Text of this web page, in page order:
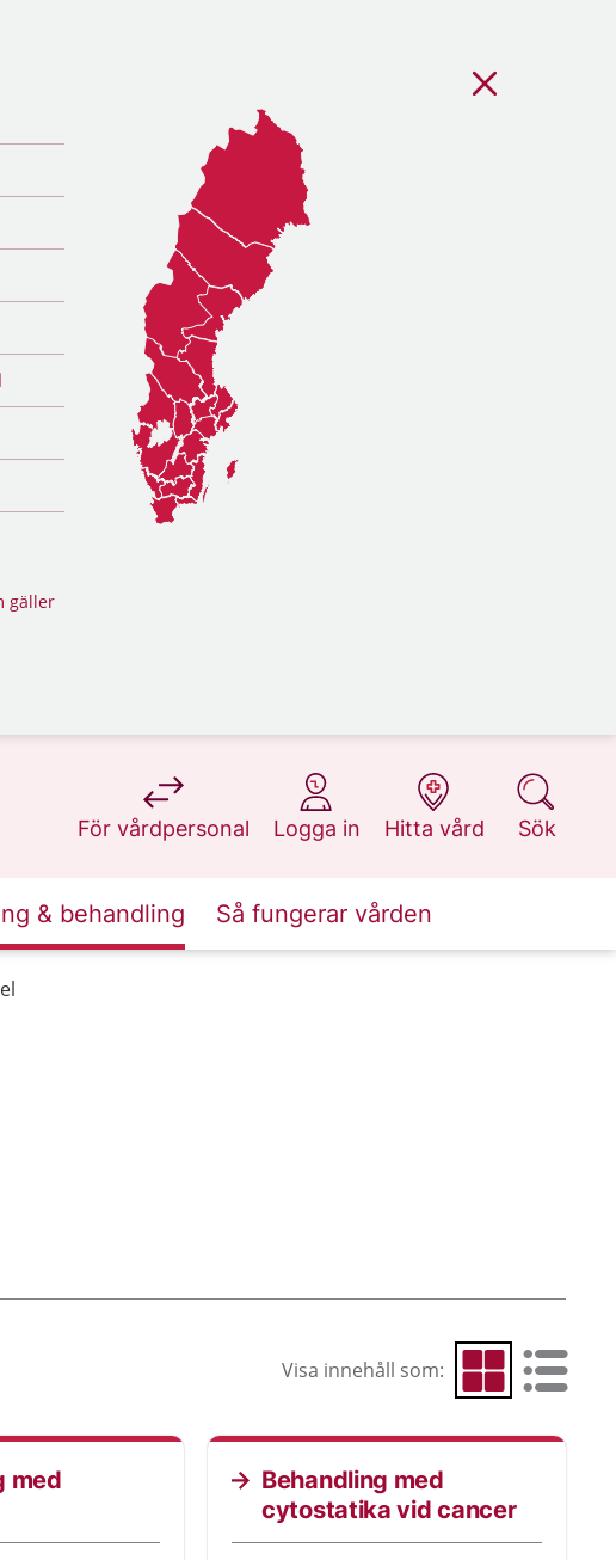
gäller
För vårdpersonal
på 1177.se
Logga in
på 1177.se
Hitta vård
på 1177.se
Sök
på 1177.se
& behandling Så fungerar vården
Visa innehåll som: Visa som rutnät
Visa som
med
Behandling med
cytostatika vid cancer